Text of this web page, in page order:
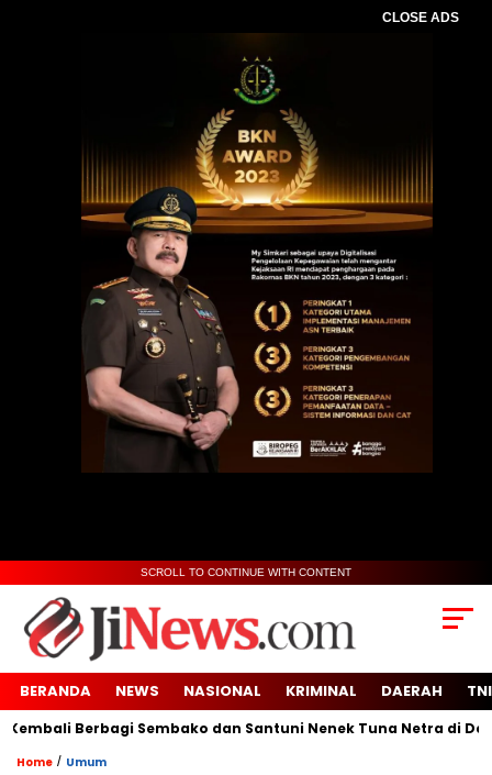
CLOSE ADS
SCROLL TO CONTINUE WITH CONTENT
BERANDA NEWS NASIONAL KRIMINAL DAERAH
Berbagi Sembako dan Santuni Nenek Tuna Netra di Desa
Home / Umum